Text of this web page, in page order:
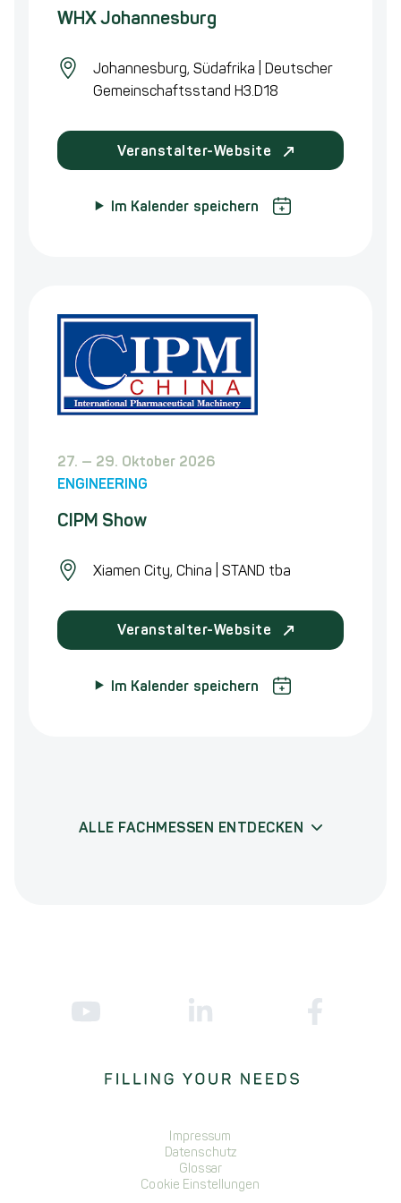
wir
mit
Geschäftsbereichen
vertreten:
WHX Johannesburg
Johannesburg, Südafrika | Deutscher
Gemeinschaftsstand H3.D18
Veranstalter-Website
Im Kalender speichern
27. — 29. Oktober 2026
wir
Geschäftsbereichen
ENGINEERING
CIPM Show
Xiamen City, China | STAND tba
Veranstalter-Website
Im Kalender speichern
ALLE FACHMESSEN ENTDECKEN
Impressum
Datenschutz
Glossar
Cookie Einstellungen